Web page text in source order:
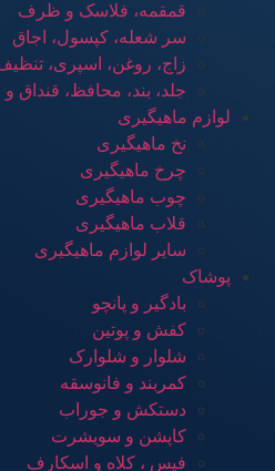
قمقمه، فلاسک و ظرف
سر شعله، کپسول، اجاق
زاج، روغن، اسپری،
جلد، بند، محافظ، قنداق و
لوازم ماهیگیری
نخ ماهیگیری
چرخ ماهیگیری
چوب ماهیگیری
قلاب ماهیگیری
سایر لوازم ماهیگیری
پوشاک
بادگیر و پانچو
کفش و پوتین
شلوار و شلوارک
کمربند و فانوسقه
دستکش و جوراب
کاپشن و سویشرت
فیس ، کلاه و اسکارف